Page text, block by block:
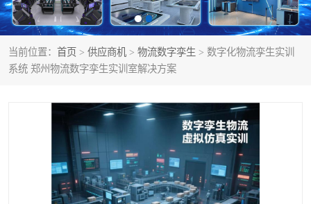
当前位置： 首页 > 供应商机 > 物流数字孪生 > 数字化物流孪生实训
系统 郑州物流数字孪生实训室解决方案
供应链管理 思政
智慧零售实训 智能制造
物流数字孪生 数字企业经营
工业工程实训室